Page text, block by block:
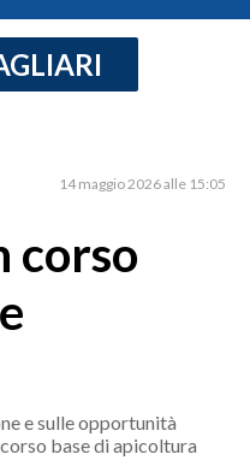
14 maggio 2026 alle 15:05
corso
e sulle opportunità
base di apicoltura